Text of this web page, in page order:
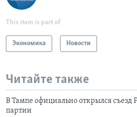
This item is part of
Экономика Новости
Читайте также
В Тампе официально открылся съезд
партии